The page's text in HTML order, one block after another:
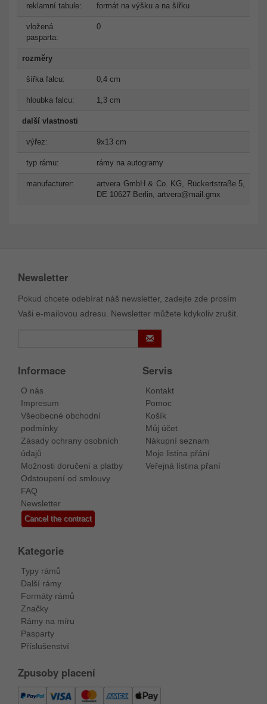
reklamní tabule: formát na výšku a na šířku
vložená
pasparta:
0
rozměry
šířka falcu: 0,4 cm
hloubka falcu: 1,3 cm
další vlastnosti
výřez: 9x13 cm
typ rámu: rámy na autogramy
manufacturer:
artvera GmbH & Co. KG, Rückertstraße 5,
DE 10627 Berlin, artvera@mail.gmx
Newsletter
Pokud chcete odebírat náš newsletter, zadejte zde prosím
Vaši e-mailovou adresu. Newsletter můžete kdykoliv zrušit.
Informace
O nás
Impresum
Všeobecné obchodní
podmínky
Zásady ochrany osobních
údajů
Možnosti doručení a platby
Odstoupení od smlouvy
FAQ
Newsletter
Cancel the contract
Servis
Kontakt
Pomoc
Košík
Můj účet
Nákupní seznam
Moje listina přání
Veřejná lístina přaní
Kategorie
Typy rámů
Další rámy
Formáty rámů
Značky
Rámy na míru
Pasparty
Příslušenství
Zpusoby placení